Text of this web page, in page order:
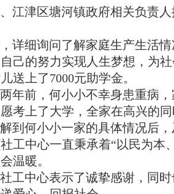
江津区塘河镇政府相关负责
详细询问了解家庭生产生活
己的努力实现人生梦想，为
送上了7000元助学金。
年前， 何小小不幸身患重病
考上了大学，全家在高兴的
到 何小小一家的具体情况后
工中心一直秉承着“以民为本
温暖。
工中心表示了诚挚感谢，同